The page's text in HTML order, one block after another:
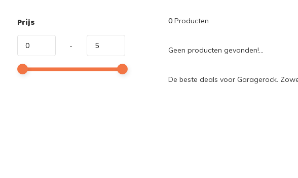
Prijs
-
0Producten
Geen producten gevonden!...
De beste deals voor Garagerock.